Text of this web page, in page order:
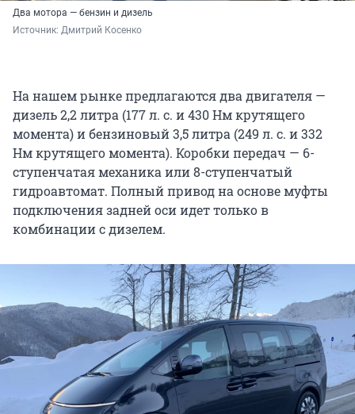
Два мотора — бензин и дизель
Источник: Дмитрий Косенко
На нашем рынке предлагаются два двигателя —
дизель 2,2 литра (177 л. с. и 430 Нм крутящего
момента) и бензиновый 3,5 литра (249 л. с. и 332
Нм крутящего момента). Коробки передач — 6-
ступенчатая механика или 8-ступенчатый
гидроавтомат. Полный привод на основе муфты
подключения задней оси идет только в
комбинации с дизелем.